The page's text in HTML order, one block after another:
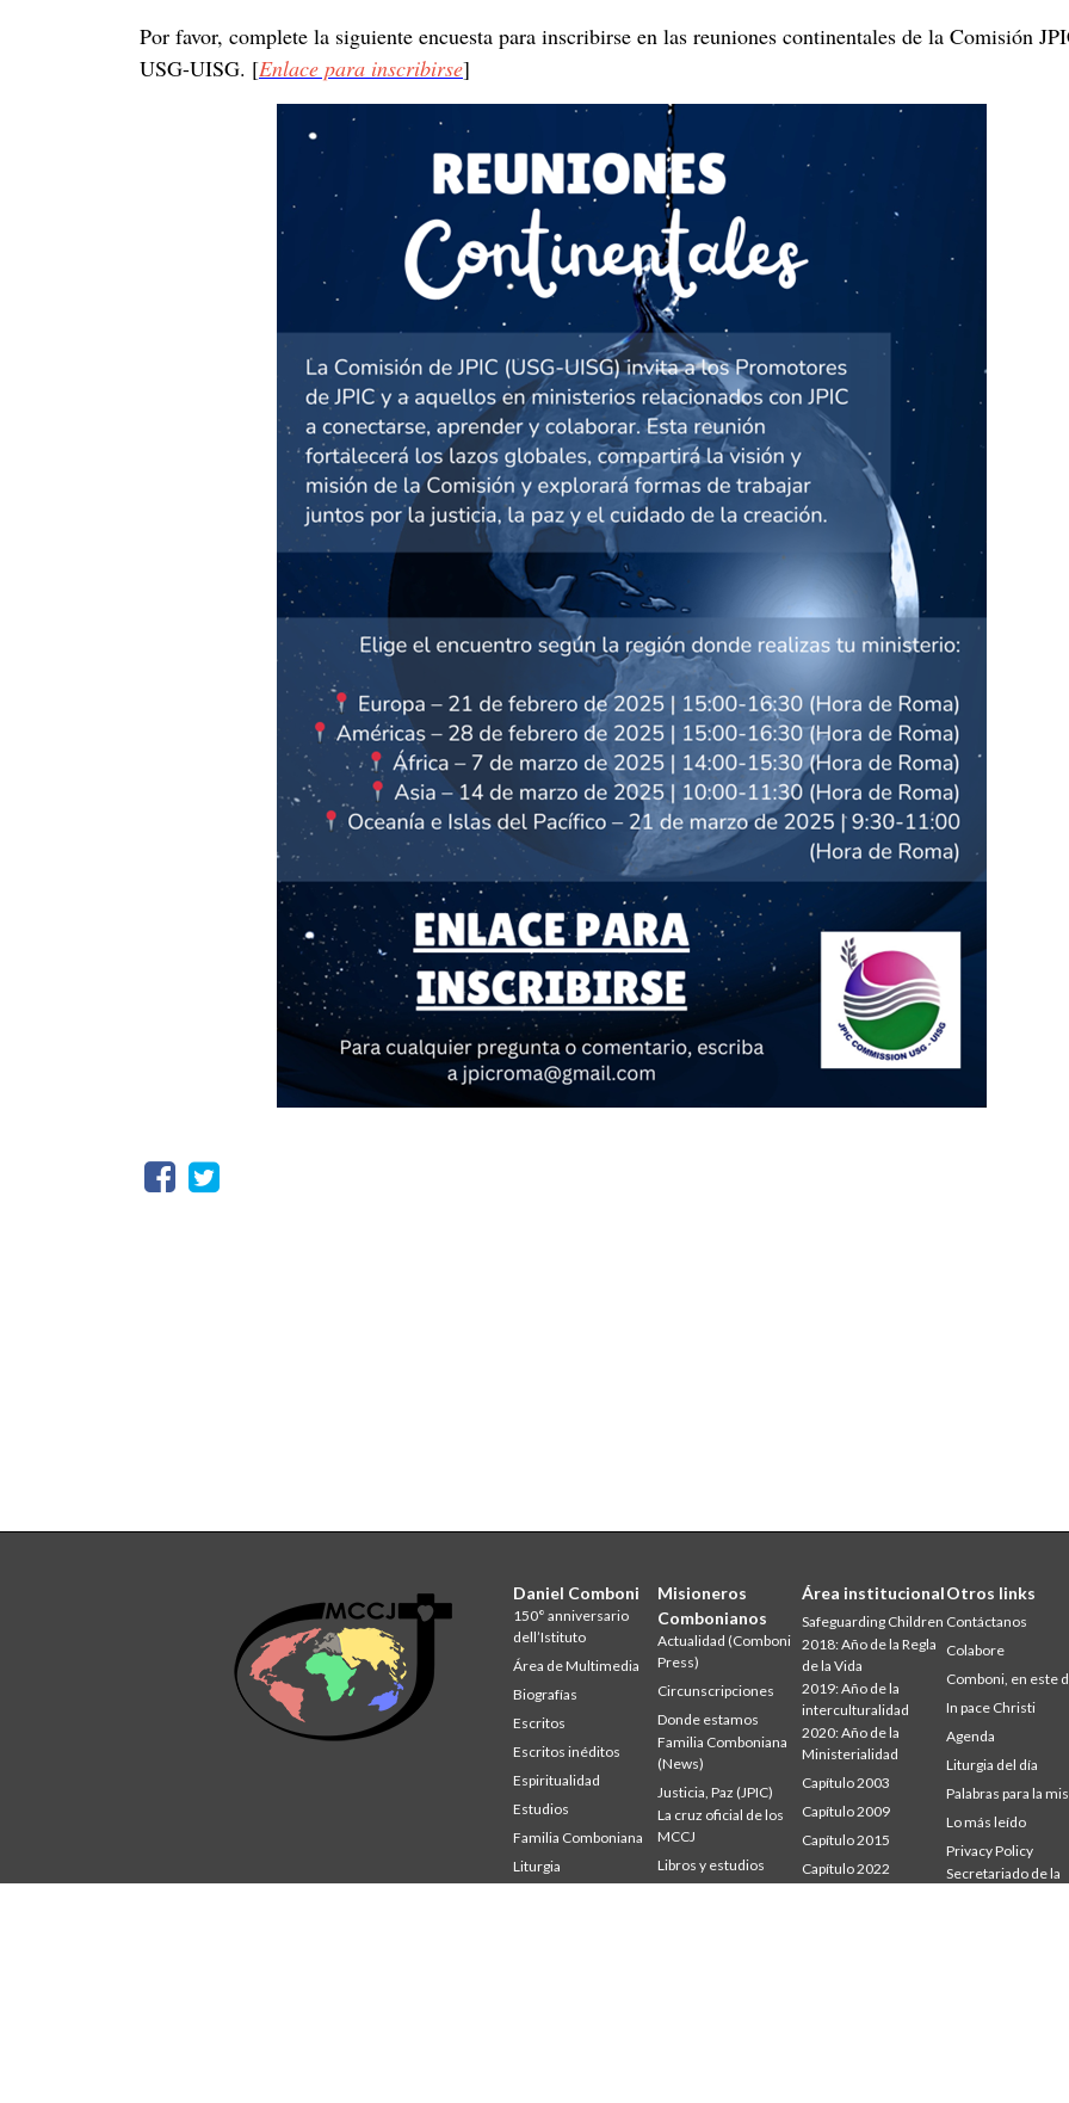
Por favor, complete la siguiente encuesta para inscribirse en las reuniones continentales de la Comisión
USG-UISG. [Enlace para inscribirse]
Daniel Comboni
150° anniversario
dell’Istituto
Área de Multimedia
Biografías
Escritos
Escritos inéditos
Espiritualidad
Estudios
Familia Comboniana
Liturgia
Studium
Misioneros
Combonianos
Actualidad (Comboni
Press)
Circunscripciones
Donde estamos
Familia Comboniana
(News)
Justicia, Paz (JPIC)
La cruz oficial de los
MCCJ
Libros y estudios
Área institucional
Safeguarding Children
2018: Año de la Regla
de la Vida
2019: Año de la
interculturalidad
2020: Año de la
Ministerialidad
Capítulo 2003
Capítulo 2009
Capítulo 2015
Capítulo 2022
Otros links
Contáctanos
Colabore
Comboni, en este
In pace Christi
Agenda
Liturgia del día
Palabras para la
Lo más leído
Privacy Policy
Secretariado de la